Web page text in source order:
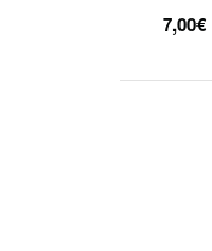
7,00€